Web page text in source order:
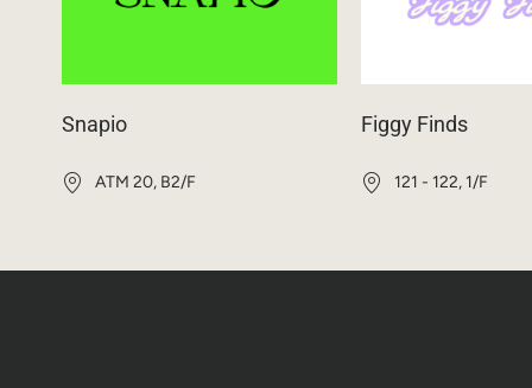
Snapio
ATM 20, B2/F
Figgy Finds
121 - 122, 1/F